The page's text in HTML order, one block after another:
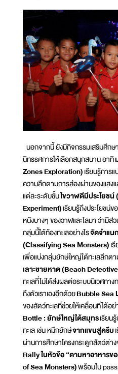
นอกจากนี้ ยังมีกิจกรรมเสริมศึก
นิทรรศการให้เลือกสนุกสนาน อาทิ
Zones Exploration)เรียนรู้การ
ความลึกตามการส่องผ่านของแสง
แต่ละระดับชั้นไขวาฬดีมีประโยช
Experiment)เรียนรู้ถึงประโยชน์
หนังบางๆ ของวาฬและโลมา ว่ามี
กลุ่มนี้ใต้ท้องทะเลอย่างไรจัดจำแน
(Classifying Sea Monsters)เ
เพื่อแบ่งกลุ่มยักษ์ใหญ่ใต้ทะเลลึกต
เลาะชายหาด (Beach Detective
ทะเลที่ไม่ได้ส่งผลต่อระบบนิเวศทา
ถึงตัวเราเองอีกด้วยBubble Sea
ของสัตว์ทะเลที่ช่วยให้เคลื่อนที่ได้อย่
Bottle : ยักษ์ใหญ่ใต้สมุทรเรียน
ทะเล เช่น หมึกยักษ์จากแขนสู่ครีบ
ผ่านการศึกษาโครงกระดูกสัตว์ต่า
Rally ในหัวข้อ “ตามหาอาหารข
of Sea Monsters)พร้อมใบ